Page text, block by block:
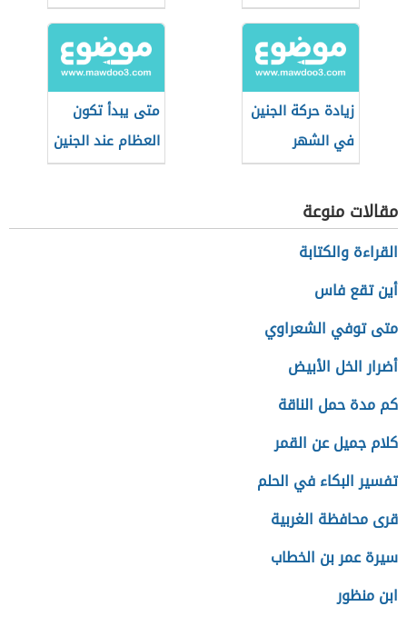
زيادة حركة الجنين
في الشهر
الخامس
متى يبدأ تكون
العظام عند الجنين
مقالات منوعة
القراءة والكتابة
أين تقع فاس
متى توفي الشعراوي
أضرار الخل الأبيض
كم مدة حمل الناقة
كلام جميل عن القمر
تفسير البكاء في الحلم
قرى محافظة الغربية
سيرة عمر بن الخطاب
ابن منظور